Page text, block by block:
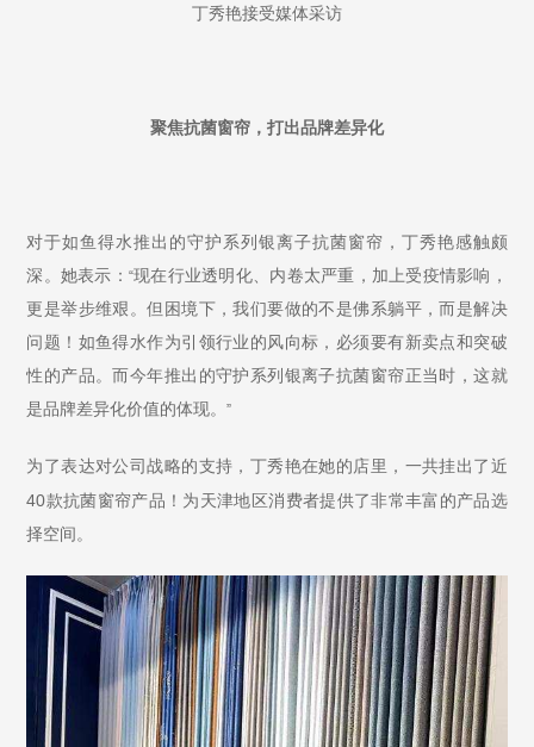
丁秀艳接受媒体采访
聚焦抗菌窗帘，打出品牌差异化
对于如鱼得水推出的守护系列银离子抗菌窗帘，丁秀艳感触颇
深。她表示： “现在行业透明化、内卷太严重，加上受疫情影响，
更是举步维艰。但困境下，我们要做的不是佛系躺平，而是解决
问题！如鱼得水作为引领行业的风向标，必须要有新卖点和突破
性的产品。而今年推出的守护系列银离子抗菌窗帘正当时，这就
是品牌差异化价值的体现。”
为了表达对公司战略的支持，丁秀艳在她的店里，一共挂出了近
40款抗菌窗帘产品！为天津地区消费者提供了非常丰富的产品选
择空间。